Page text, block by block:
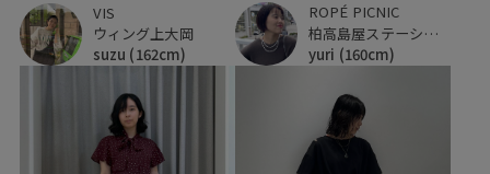
VIS
ウィング上大岡
suzu (162cm)
ROPÉ PICNIC
柏高島屋ステーションモール
yuri (160cm)